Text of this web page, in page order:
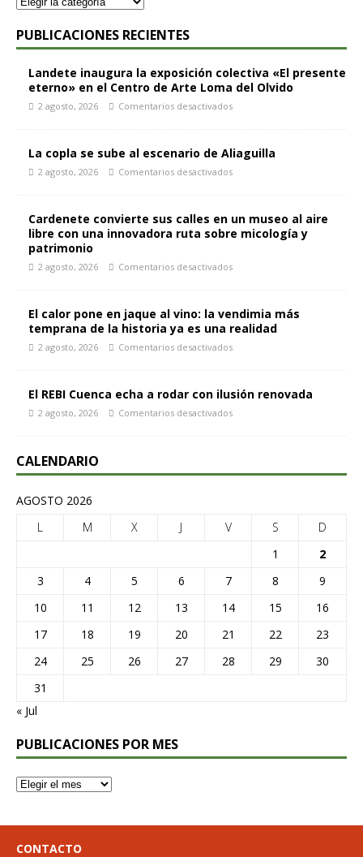
PUBLICACIONES RECIENTES
Landete inaugura la exposición colectiva «El presente
eterno» en el Centro de Arte Loma del Olvido
2 agosto, 2026 Comentarios desactivados
La copla se sube al escenario de Aliaguilla
2 agosto, 2026 Comentarios desactivados
Cardenete convierte sus calles en un museo al aire
libre con una innovadora ruta sobre micología y
patrimonio
2 agosto, 2026 Comentarios desactivados
El calor pone en jaque al vino: la vendimia más
temprana de la historia ya es una realidad
2 agosto, 2026 Comentarios desactivados
El REBI Cuenca echa a rodar con ilusión renovada
2 agosto, 2026 Comentarios desactivados
CALENDARIO
AGOSTO 2026
L
M X J V S
D
1
2
3
4 5 6 7 8
9
10
11 12 13 14 15
16
17
18 19 20 21 22
23
24
25 26 27 28 29
30
31
« Jul
PUBLICACIONES POR MES
CONTACTO